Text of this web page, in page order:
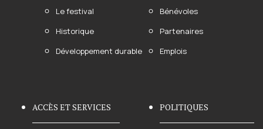
Le festival
Historique
Développement durable
Bénévoles
Partenaires
Emplois
ACCÈS ET SERVICES POLITIQUES